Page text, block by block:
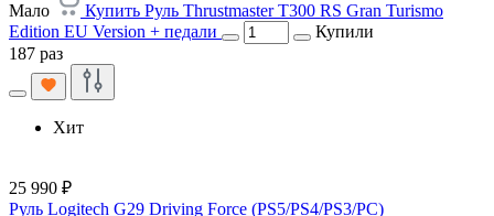
Мало
Купить Руль Thrustmaster T300 RS Gran Turismo
Edition EU Version + педали
Купили
187 раз
Хит
25 990 ₽
Руль Logitech G29 Driving Force (PS5/PS4/PS3/PC)